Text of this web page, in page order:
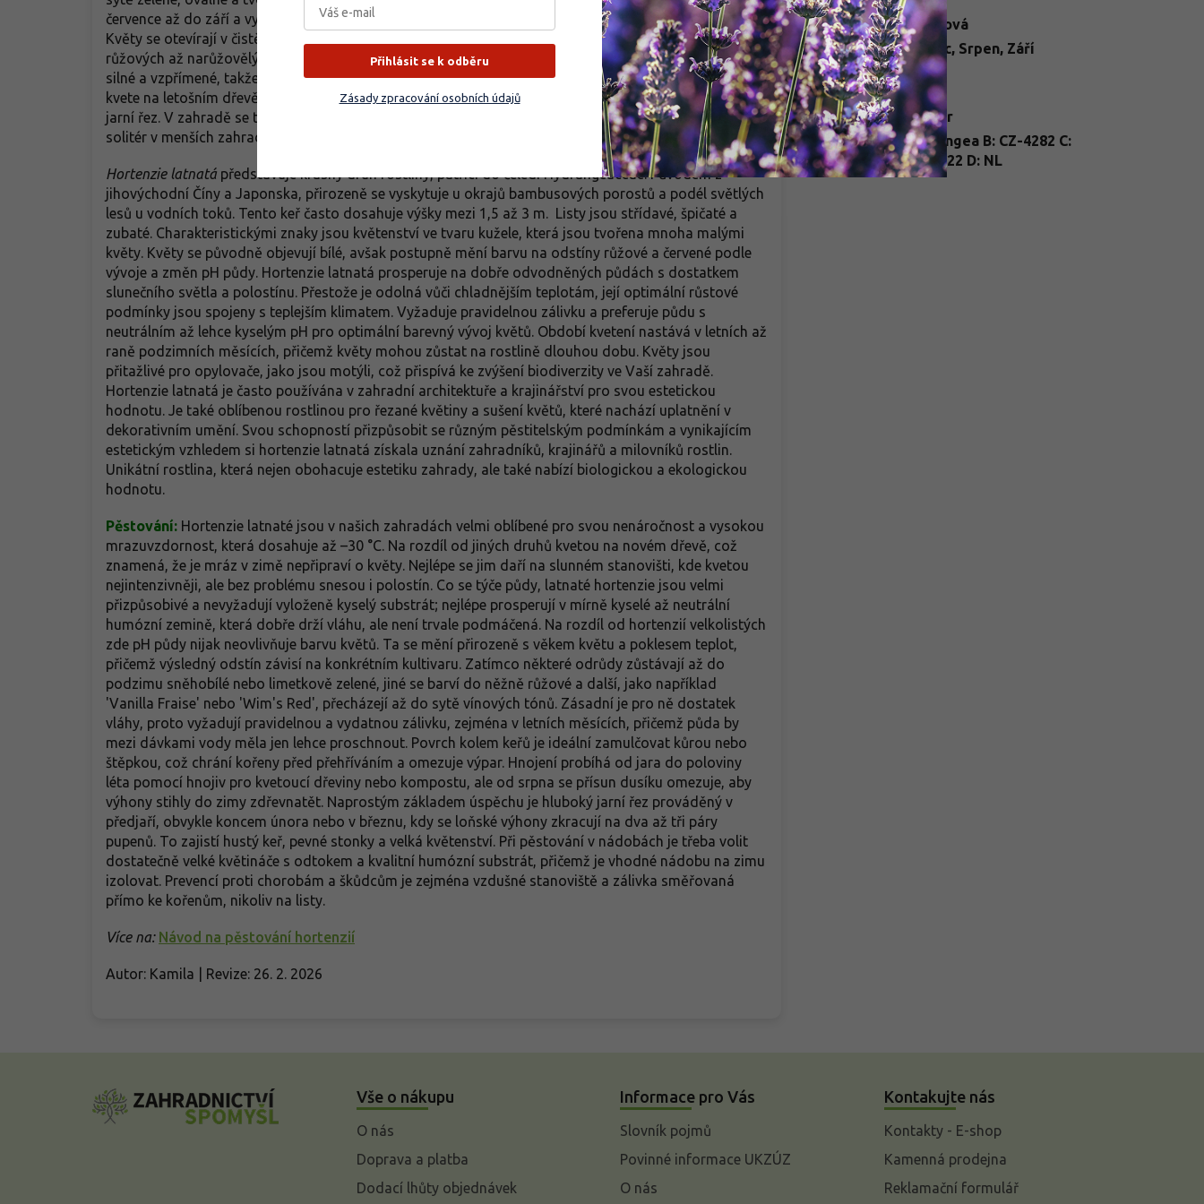
července až do září a vytváří velmi plná, široce kuželovitá květenství složená z velkých sterilních květů.
Květy se otevírají v čistě bílé barvě, ale s postupujícím létem se barví do velmi elegantních a sytých
růžových až narůžovělých odstínů, které si svou svěžest drží až do podzimu. Stonky jsou mimořádně
silné a vzpřímené, takže ani po prudkém dešti květy nepadají k zemi. Rostlina je plně mrazuvzdorná a
kvete na letošním dřevě, proto je pro bohatou násadu květů a udržení kompaktního tvaru důležitý
jarní řez. V zahradě se tento kultivar skvěle uplatní jako nízký kvetoucí živý plot nebo jako zářivý
solitér v menších zahradních kompozicích.
Hortenzie latnatá představuje krásný druh rostliny, patřící do čeledi Hydrangeaceae. Původem z
jihovýchodní Číny a Japonska, přirozeně se vyskytuje u okrajů bambusových porostů a podél světlých
lesů u vodních toků. Tento keř často dosahuje výšky mezi 1,5 až 3 m. Listy jsou střídavé, špičaté a
zubaté. Charakteristickými znaky jsou květenství ve tvaru kužele, která jsou tvořena mnoha malými
květy. Květy se původně objevují bílé, avšak postupně mění barvu na odstíny růžové a červené podle
vývoje a změn pH půdy. Hortenzie latnatá prosperuje na dobře odvodněných půdách s dostatkem
slunečního světla a polostínu. Přestože je odolná vůči chladnějším teplotám, její optimální růstové
podmínky jsou spojeny s teplejším klimatem. Vyžaduje pravidelnou zálivku a preferuje půdu s
neutrálním až lehce kyselým pH pro optimální barevný vývoj květů. Období kvetení nastává v letních až
raně podzimních měsících, přičemž květy mohou zůstat na rostlině dlouhou dobu. Květy jsou
přitažlivé pro opylovače, jako jsou motýli, což přispívá ke zvýšení biodiverzity ve Vaší zahradě.
Hortenzie latnatá je často používána v zahradní architektuře a krajinářství pro svou estetickou
hodnotu. Je také oblíbenou rostlinou pro řezané květiny a sušení květů, které nachází uplatnění v
dekorativním umění. Svou schopností přizpůsobit se různým pěstitelským podmínkám a vynikajícím
estetickým vzhledem si hortenzie latnatá získala uznání zahradníků, krajinářů a milovníků rostlin.
Unikátní rostlina, která nejen obohacuje estetiku zahrady, ale také nabízí biologickou a ekologickou
hodnotu.
Pěstování: Hortenzie latnaté jsou v našich zahradách velmi oblíbené pro svou nenáročnost a vysokou
mrazuvzdornost, která dosahuje až –30 °C. Na rozdíl od jiných druhů kvetou na novém dřevě, což
znamená, že je mráz v zimě nepřipraví o květy. Nejlépe se jim daří na slunném stanovišti, kde kvetou
nejintenzivněji, ale bez problému snesou i polostín. Co se týče půdy, latnaté hortenzie jsou velmi
přizpůsobivé a nevyžadují vyloženě kyselý substrát; nejlépe prosperují v mírně kyselé až neutrální
humózní zemině, která dobře drží vláhu, ale není trvale podmáčená. Na rozdíl od hortenzií velkolistých
zde pH půdy nijak neovlivňuje barvu květů. Ta se mění přirozeně s věkem květu a poklesem teplot,
přičemž výsledný odstín závisí na konkrétním kultivaru. Zatímco některé odrůdy zůstávají až do
podzimu sněhobílé nebo limetkově zelené, jiné se barví do něžně růžové a další, jako například
'Vanilla Fraise' nebo 'Wim's Red', přecházejí až do sytě vínových tónů. Zásadní je pro ně dostatek
vláhy, proto vyžadují pravidelnou a vydatnou zálivku, zejména v letních měsících, přičemž půda by
mezi dávkami vody měla jen lehce proschnout. Povrch kolem keřů je ideální zamulčovat kůrou nebo
štěpkou, což chrání kořeny před přehříváním a omezuje výpar. Hnojení probíhá od jara do poloviny
léta pomocí hnojiv pro kvetoucí dřeviny nebo kompostu, ale od srpna se přísun dusíku omezuje, aby
výhony stihly do zimy zdřevnatět. Naprostým základem úspěchu je hluboký jarní řez prováděný v
předjaří, obvykle koncem února nebo v březnu, kdy se loňské výhony zkracují na dva až tři páry
pupenů. To zajistí hustý keř, pevné stonky a velká květenství. Při pěstování v nádobách je třeba volit
dostatečně velké květináče s odtokem a kvalitní humózní substrát, přičemž je vhodné nádobu na zimu
izolovat. Prevencí proti chorobám a škůdcům je zejména vzdušné stanoviště a zálivka směřovaná
přímo ke kořenům, nikoliv na listy.
Více na: Návod na pěstování hortenzií
Autor: Kamila | Revize: 26. 2. 2026
Barva květu: Bílá,Růžová
Doba květu: Červenec, Srpen, Září
Světelné
podmínky:
Slunce
Balení:
kontejner
Plant
Passport:
A: Hydrangea B: CZ-4282 C:
26/FP/0122 D: NL
Vše o nákupu
O nás
Doprava a platba
Dodací lhůty objednávek
Informace pro Vás
Slovník pojmů
Povinné informace UKZÚZ
O nás
Kontakujte nás
Kontakty - E-shop
Kamenná prodejna
Reklamační formulář
Přihlásit se k odběru
Zásady zpracování osobních údajů